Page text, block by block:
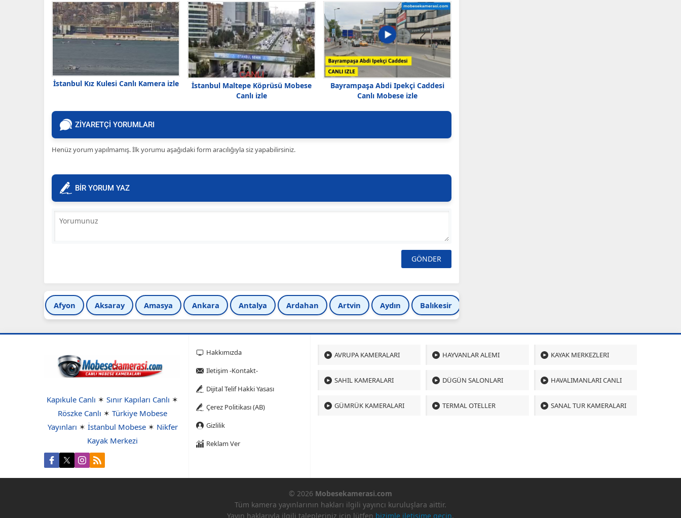
İstanbul Kız Kulesi Canlı Kamera izle
İstanbul Maltepe Köprüsü Mobese
Canlı izle
Bayrampaşa Abdi Ipekçi Caddesi
Canlı Mobese izle
ZİYARETÇİ YORUMLARI
Henüz yorum yapılmamış. İlk yorumu aşağıdaki form aracılığıyla siz yapabilirsiniz.
BİR YORUM YAZ
Afyon Aksaray Amasya Ankara Antalya Ardahan Artvin Aydın Balıkesir
Kapıkule Canlı ✶ Sınır Kapıları Canlı ✶
Röszke Canlı ✶ Türkiye Mobese
Yayınları ✶ İstanbul Mobese✶ Nikfer
Kayak Merkezi
Hakkımızda
Iletişim -Kontakt-
Dijital Telif Hakki Yasası
Çerez Politikası (AB)
Gizlilik
Reklam Ver
AVRUPA KAMERALARI HAYVANLAR ALEMI KAYAK MERKEZLERI
SAHIL KAMERALARI DÜGÜN SALONLARI HAVALIMANLARI CANLI
GÜMRÜK KAMERALARI TERMAL OTELLER SANAL TUR KAMERALARI
© 2026 Mobesekamerasi.com
Tüm kamera yayınlarının hakları ilgili yayıncı kuruluşlara aittir.
Yayın haklarıyla ilgili talepleriniz için lütfen bizimle iletişime geçin.